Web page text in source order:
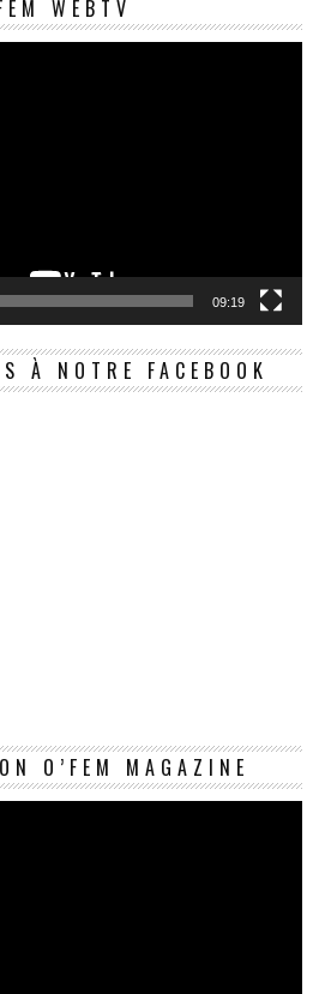
WEBTV
09:19
À NOTRE FACEBOOK
O’FEM MAGAZINE